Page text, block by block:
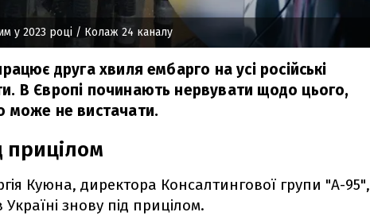
у 2023 році / Колаж 24 каналу
друга хвиля ембарго на усі російські
В Європі починають нервувати щодо цього,
може не вистачати.
прицілом
Куюна, директора Консалтингової групи "А-95",
знову під прицілом.